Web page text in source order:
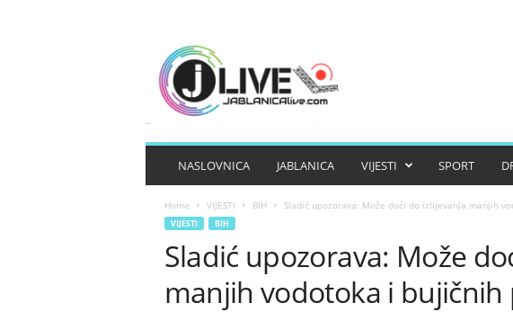
NASLOVNICA JABLANICA VIJESTI SPORT
Home VIJESTI BIH Sladić upozorava: Može doći do izlijevanja manjih
VIJESTI BIH
Sladić upozorava: Može
manjih vodotoka i bujičnih